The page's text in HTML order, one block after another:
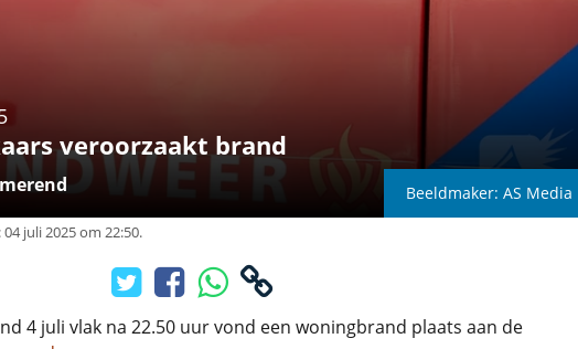
veroorzaakt brand
Beeldmaker: AS Media
juli 2025 om 22:50.
4 juli vlak na 22.50 uur vond een woningbrand plaats aan de